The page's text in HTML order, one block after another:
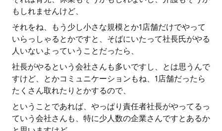
もしれませんけど、
それをね、もう少し小さな規模とか1店舗だけでやって
いらっしゃるとかですと、そばにいたって社長氏がやる
人いないよっていうことだったら、
社長がやるという会社さんも多いですし、とは思うんで
すけど、とかコミュニケーションもね、1店舗だったら
たくさん取れたりとかするので、
ということであれば、やっぱり責任者社長がやってるっ
ていう会社さんも、特に少人数の企業さんですとあるか